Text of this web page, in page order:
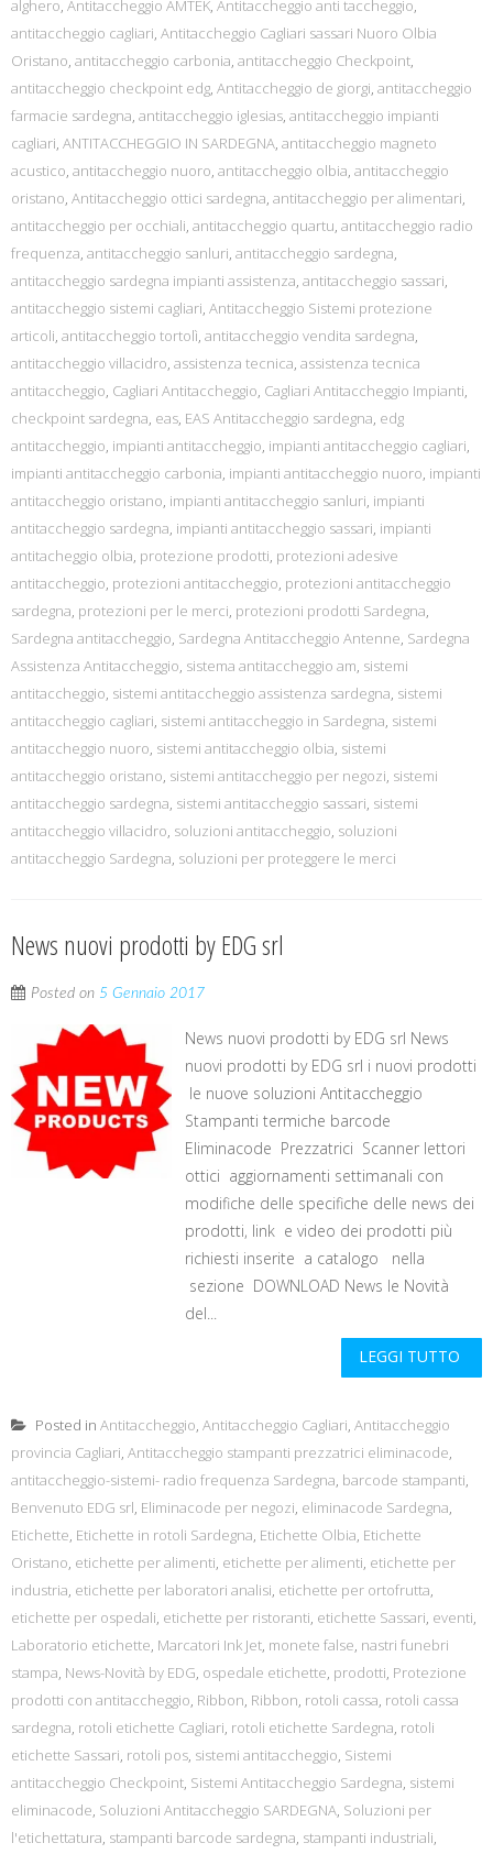
alghero, Antitaccheggio AMTEK, Antitaccheggio anti taccheggio,
antitaccheggio cagliari, Antitaccheggio Cagliari sassari Nuoro Olbia
Oristano, antitaccheggio carbonia, antitaccheggio Checkpoint,
antitaccheggio checkpoint edg, Antitaccheggio de giorgi, antitaccheggio
farmacie sardegna, antitaccheggio iglesias, antitaccheggio impianti
cagliari, ANTITACCHEGGIO IN SARDEGNA, antitaccheggio magneto
acustico, antitaccheggio nuoro, antitaccheggio olbia, antitaccheggio
oristano, Antitaccheggio ottici sardegna, antitaccheggio per alimentari,
antitaccheggio per occhiali, antitaccheggio quartu, antitaccheggio radio
frequenza, antitaccheggio sanluri, antitaccheggio sardegna,
antitaccheggio sardegna impianti assistenza, antitaccheggio sassari,
antitaccheggio sistemi cagliari, Antitaccheggio Sistemi protezione
articoli, antitaccheggio tortolì, antitaccheggio vendita sardegna,
antitaccheggio villacidro, assistenza tecnica, assistenza tecnica
antitaccheggio, Cagliari Antitaccheggio, Cagliari Antitaccheggio Impianti,
checkpoint sardegna, eas, EAS Antitaccheggio sardegna, edg
antitaccheggio, impianti antitaccheggio, impianti antitaccheggio cagliari,
impianti antitaccheggio carbonia, impianti antitaccheggio nuoro, impianti
antitaccheggio oristano, impianti antitaccheggio sanluri, impianti
antitaccheggio sardegna, impianti antitaccheggio sassari, impianti
antitacheggio olbia, protezione prodotti, protezioni adesive
antitaccheggio, protezioni antitaccheggio, protezioni antitaccheggio
sardegna, protezioni per le merci, protezioni prodotti Sardegna,
Sardegna antitaccheggio, Sardegna Antitaccheggio Antenne, Sardegna
Assistenza Antitaccheggio, sistema antitaccheggio am, sistemi
antitaccheggio, sistemi antitaccheggio assistenza sardegna, sistemi
antitaccheggio cagliari, sistemi antitaccheggio in Sardegna, sistemi
antitaccheggio nuoro, sistemi antitaccheggio olbia, sistemi
antitaccheggio oristano, sistemi antitaccheggio per negozi, sistemi
antitaccheggio sardegna, sistemi antitaccheggio sassari, sistemi
antitaccheggio villacidro, soluzioni antitaccheggio, soluzioni
antitaccheggio Sardegna, soluzioni per proteggere le merci
News nuovi prodotti by EDG srl
Posted on 5 Gennaio 2017
News nuovi prodotti by EDG srl News
nuovi prodotti by EDG srl i nuovi prodotti
le nuove soluzioni Antitaccheggio
Stampanti termiche barcode
Eliminacode Prezzatrici Scanner lettori
ottici aggiornamenti settimanali con
modifiche delle specifiche delle news dei
prodotti, link e video dei prodotti più
richiesti inserite a catalogo nella
sezione DOWNLOAD News le Novità
del...
LEGGI TUTTO
Posted in Antitaccheggio, Antitaccheggio Cagliari, Antitaccheggio
provincia Cagliari, Antitaccheggio stampanti prezzatrici eliminacode,
antitaccheggio-sistemi- radio frequenza Sardegna, barcode stampanti,
Benvenuto EDG srl, Eliminacode per negozi, eliminacode Sardegna,
Etichette, Etichette in rotoli Sardegna, Etichette Olbia, Etichette
Oristano, etichette per alimenti, etichette per alimenti, etichette per
industria, etichette per laboratori analisi, etichette per ortofrutta,
etichette per ospedali, etichette per ristoranti, etichette Sassari, eventi,
Laboratorio etichette, Marcatori Ink Jet, monete false, nastri funebri
stampa, News-Novità by EDG, ospedale etichette, prodotti, Protezione
prodotti con antitaccheggio, Ribbon, Ribbon, rotoli cassa, rotoli cassa
sardegna, rotoli etichette Cagliari, rotoli etichette Sardegna, rotoli
etichette Sassari, rotoli pos, sistemi antitaccheggio, Sistemi
antitaccheggio Checkpoint, Sistemi Antitaccheggio Sardegna, sistemi
eliminacode, Soluzioni Antitaccheggio SARDEGNA, Soluzioni per
l'etichettatura, stampanti barcode sardegna, stampanti industriali,